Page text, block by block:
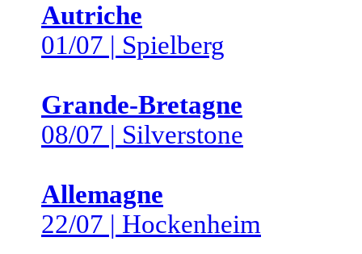
Autriche
01/07 | Spielberg
Grande-Bretagne
08/07 | Silverstone
Allemagne
22/07 | Hockenheim